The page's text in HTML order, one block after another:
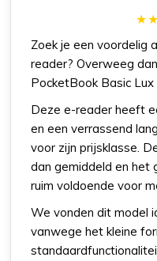
Zoek je een voordelig
reader? Overweeg
PocketBook Basic Lux
Deze e-reader heeft
en een verrassend
voor zijn prijsklasse.
dan gemiddeld en het
ruim voldoende voor
We vonden dit model
vanwege het kleine